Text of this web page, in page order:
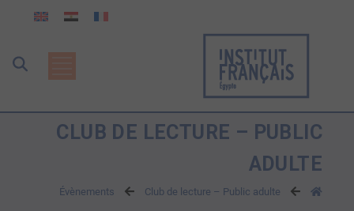
CLUB DE LECTURE – PUBLIC
ADULTE
Évènements Club de lecture – Public adulte